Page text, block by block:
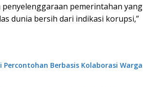
pemerintahan yang
dunia bersih dari indikasi korupsi,”
Percontohan Berbasis Kolaborasi Warga